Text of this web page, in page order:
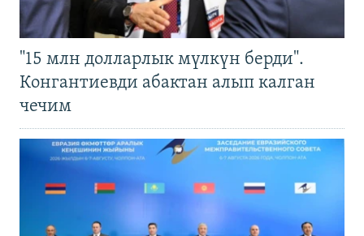
"15 млн долларлык мүлкүн берди".
Конгантиевди абактан алып калган
чечим